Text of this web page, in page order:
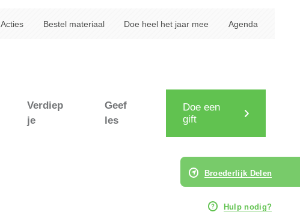
Acties Bestel materiaal Doe heel het jaar mee Agenda
Verdiep
je
Geef
les
Doe een
gift
Broederlijk Delen
Hulp nodig?